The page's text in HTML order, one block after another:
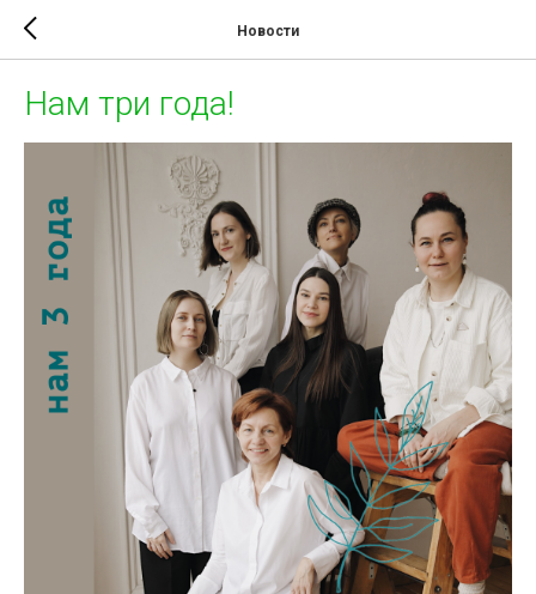
Новости
Нам три года!